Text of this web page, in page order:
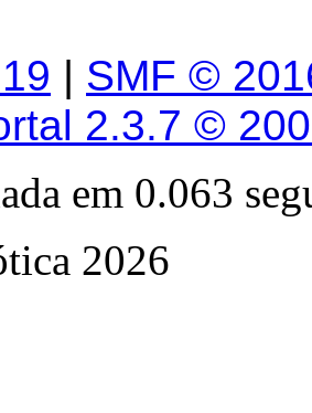
| SMF ©
2.3.7 ©
em 0.063
2026